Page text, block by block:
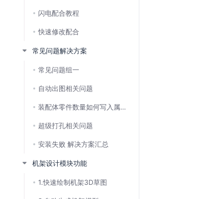
闪电配合教程
快速修改配合
常见问题解决方案
常见问题组一
自动出图相关问题
装配体零件数量如何写入属性,再关联工程图?
超级打孔相关问题
安装失败 解决方案汇总
机架设计模块功能
1.快速绘制机架3D草图